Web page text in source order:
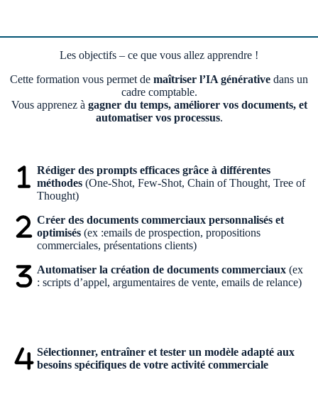
Les objectifs – ce que vous allez apprendre !
Cette formation vous permet de maîtriser l’IA générative dans un
cadre comptable.
Vous apprenez à gagner du temps, améliorer vos documents, et
automatiser vos processus.
Rédiger des prompts efficaces grâce à différentes
méthodes (One-Shot, Few-Shot, Chain of Thought, Tree of
Thought)
Créer des documents commerciaux personnalisés et
optimisés (ex :emails de prospection, propositions
commerciales, présentations clients)
Automatiser la création de documents commerciaux (ex
: scripts d’appel, argumentaires de vente, emails de relance)
Sélectionner, entraîner et tester un modèle adapté aux
besoins spécifiques de votre activité commerciale